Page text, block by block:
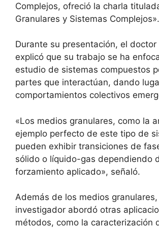
Complejos, ofreció la charla
Granulares y Sistemas Complejos».
Durante su presentación, el doctor
explicó que su trabajo se ha
estudio de sistemas compuestos
partes que interactúan, dando
comportamientos colectivos
«Los medios granulares, como la
ejemplo perfecto de este tipo de
pueden exhibir transiciones de
sólido o líquido-gas dependiendo
forzamiento aplicado», señaló.
Además de los medios granulares,
investigador abordó otras
métodos, como la caracterización